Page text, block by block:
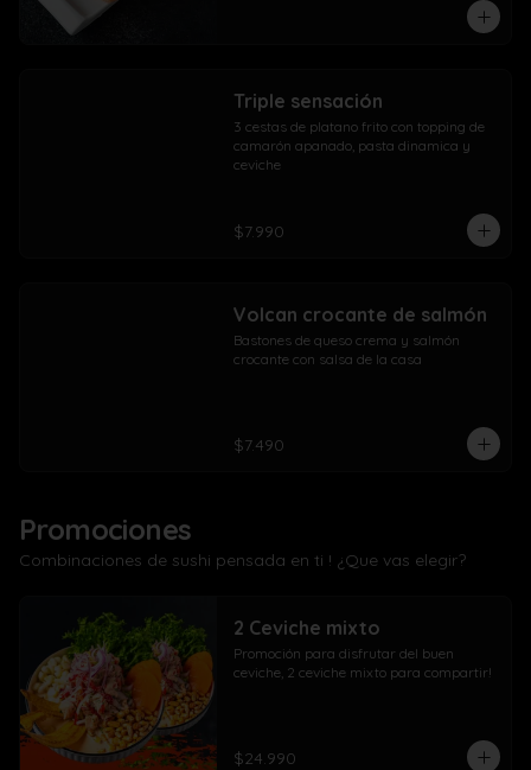
Triple sensación
3 cestas de platano frito con topping de
camarón apanado, pasta dinamica y
ceviche
$7.990
Volcan crocante de salmón
Bastones de queso crema y salmón
crocante con salsa de la casa
$7.490
Promociones
Combinaciones de sushi pensada en ti ! ¿Que vas elegir?
2 Ceviche mixto
Promoción para disfrutar del buen
ceviche, 2 ceviche mixto para compartir!
$24.990